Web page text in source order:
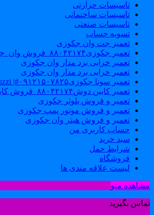
تاسیسات حرارتی
تاسیسات ساختمانی
تاسیسات صنعتی
تسویه حساب
تعمیر جت وان جکوزی
تعمیر جکوزی۸۸۰۴۲۱۷۴_فروش وان_جکوزی
تعمیر خرابی برد مدار وان جکوزی
تعمیر خرابی برد مدار وان جکوزی
تعمیر سونا جکوزی۰۹۱۲۱۵۰۷۸۲۵#| Sauna | Jacuzzi
تعمیر کابین دوش۸۸۰۴۲۱۷۴_فروش کابین دوش
تعمیر و فروش بلوئر جکوزی
تعمیر و فروش موتور پمپ جکوزی
تعمیر و فروش هیتر وان جکوزی
حساب کاربری من
سبد خرید
شرایط حمل
فروشگاه
لیست علاقه مندی ها
منو
بگیرید